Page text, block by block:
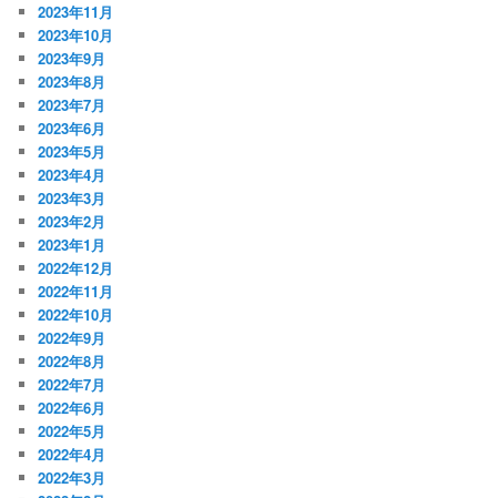
2023年11月
2023年10月
2023年9月
2023年8月
2023年7月
2023年6月
2023年5月
2023年4月
2023年3月
2023年2月
2023年1月
2022年12月
2022年11月
2022年10月
2022年9月
2022年8月
2022年7月
2022年6月
2022年5月
2022年4月
2022年3月